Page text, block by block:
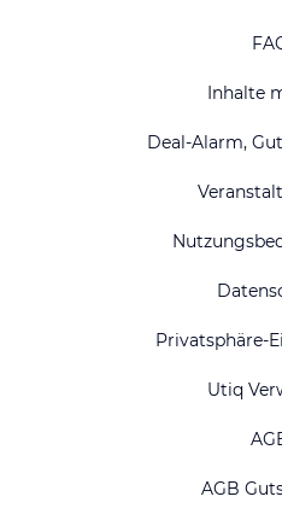
Inhalte
Deal-Alarm,
Privatsphäre-
Utiq
AGB